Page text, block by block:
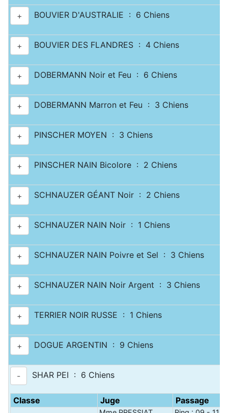
+ BOUVIER D'AUSTRALIE : 6 Chiens
+ BOUVIER DES FLANDRES : 4 Chiens
+ DOBERMANN Noir et Feu : 6 Chiens
+ DOBERMANN Marron et Feu : 3 Chiens
+ PINSCHER MOYEN : 3 Chiens
+ PINSCHER NAIN Bicolore : 2 Chiens
+ SCHNAUZER GÉANT Noir : 2 Chiens
+ SCHNAUZER NAIN Noir : 1 Chiens
+ SCHNAUZER NAIN Poivre et Sel : 3 Chiens
+ SCHNAUZER NAIN Noir Argent : 3 Chiens
+ TERRIER NOIR RUSSE : 1 Chiens
+ DOGUE ARGENTIN : 9 Chiens
- SHAR PEI : 6 Chiens
Classe Juge Passage